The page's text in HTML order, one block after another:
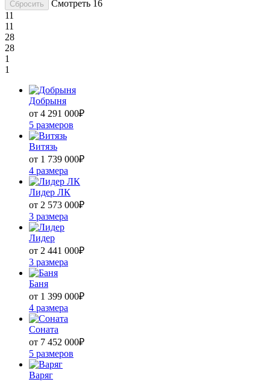
Сбросить Смотреть 16
11
11
28
28
1
1
Добрыня
от 4 291 000₽
5 размеров
Витязь
от 1 739 000₽
4 размера
Лидер ЛК
от 2 573 000₽
3 размера
Лидер
от 2 441 000₽
3 размера
Баня
от 1 399 000₽
4 размера
Соната
от 7 452 000₽
5 размеров
Варяг